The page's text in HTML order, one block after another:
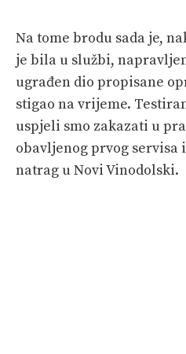
Na tome brodu sada je,
je bila u službi,
ugrađen dio propisane
stigao na vrijeme.
uspjeli smo zakazati u
obavljenog prvog
natrag u Novi Vinodolski.